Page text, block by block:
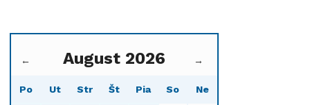
← August 2026 →
Po Ut Str Št Pia So Ne